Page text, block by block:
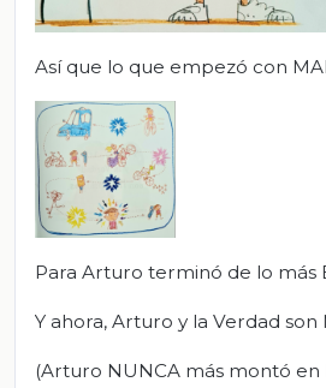
Así que lo que empezó con
Para Arturo terminó de lo más
Y ahora, Arturo y la Verdad son
(Arturo NUNCA más montó en